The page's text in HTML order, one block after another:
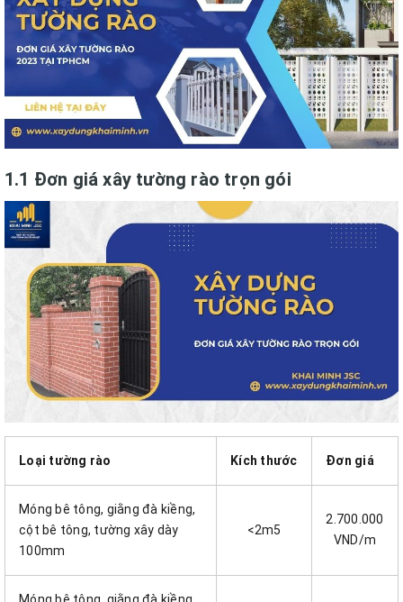
1.1 Đơn giá xây tường rào trọn gói
Loại tường rào Kích thước Đơn giá
Móng bê tông, giằng đà kiềng,
cột bê tông, tường xây dày
100mm
<2m5
2.700.000
VND/m